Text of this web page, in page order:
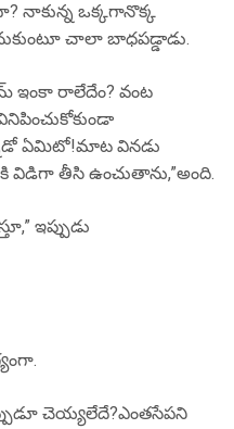
నాకున్న ఒక్కగానొక్క
చాలా బాధపడ్డాడు.
ఇంకా రాలేదేం? వంట
ఏమిటో!మాట వినడు
తీసి ఉంచుతాను,”అంది.
ఇప్పుడు
చెయ్యలేదే?ఎంతసేపని